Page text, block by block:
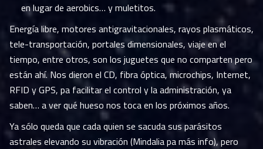
en lugar de aerobics… y muletitos.
Energía libre, motores antigravitacionales, rayos plasmáticos,
tele-transportación, portales dimensionales, viaje en el
tiempo, entre otros, son los juguetes que no comparten pero
están ahí. Nos dieron el CD, fibra óptica, microchips, Internet,
RFID y GPS, pa facilitar el control y la administración, ya
saben… a ver qué hueso nos toca en los próximos años.
Ya sólo queda que cada quien se sacuda sus parásitos
astrales elevando su vibración (Mindalia pa más info), pero